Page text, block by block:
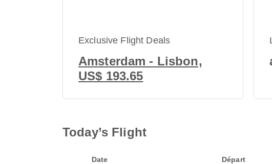
Exclusive Flight Deals
Amsterdam - Lisbon,
US$ 193.65
Today’s Flight
Date Départ